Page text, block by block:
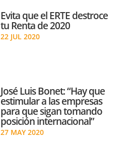
Evita que el ERTE destroce
tu Renta de 2020
22 JUL 2020
José Luis Bonet: “Hay que
estimular a las empresas
para que sigan tomando
posición internacional”
27 MAY 2020